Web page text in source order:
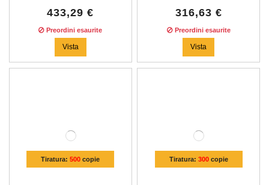
433,29 €
Preordini esaurite
Vista
316,63 €
Preordini esaurite
Vista
Tiratura:500 copie Tiratura: 300copie